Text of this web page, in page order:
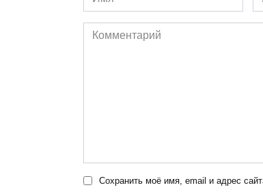
*
*
Комментарий
Сохранить моё имя, email и адрес